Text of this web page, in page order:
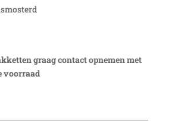
graag contact opnemen met
voorraad